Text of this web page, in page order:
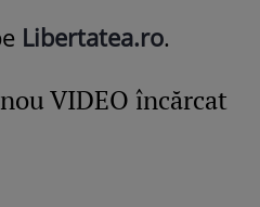
Libertatea.ro.
VIDEO încărcat